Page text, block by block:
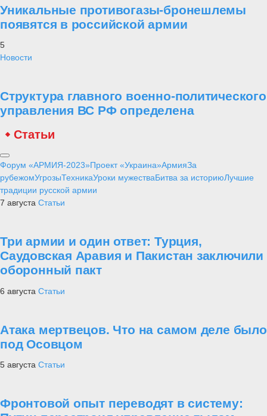
Уникальные противогазы-бронешлемы
появятся в российской армии
5
Новости
Структура главного военно-политического
управления ВС РФ определена
Статьи
Форум «АРМИЯ-2023»Проект «Украина»АрмияЗа
рубежомУгрозыТехникаУроки мужестваБитва за историюЛучшие
традиции русской армии
7 августа Статьи
Три армии и один ответ: Турция,
Саудовская Аравия и Пакистан заключили
оборонный пакт
6 августа Статьи
Атака мертвецов. Что на самом деле было
под Осовцом
5 августа Статьи
Фронтовой опыт переводят в систему: